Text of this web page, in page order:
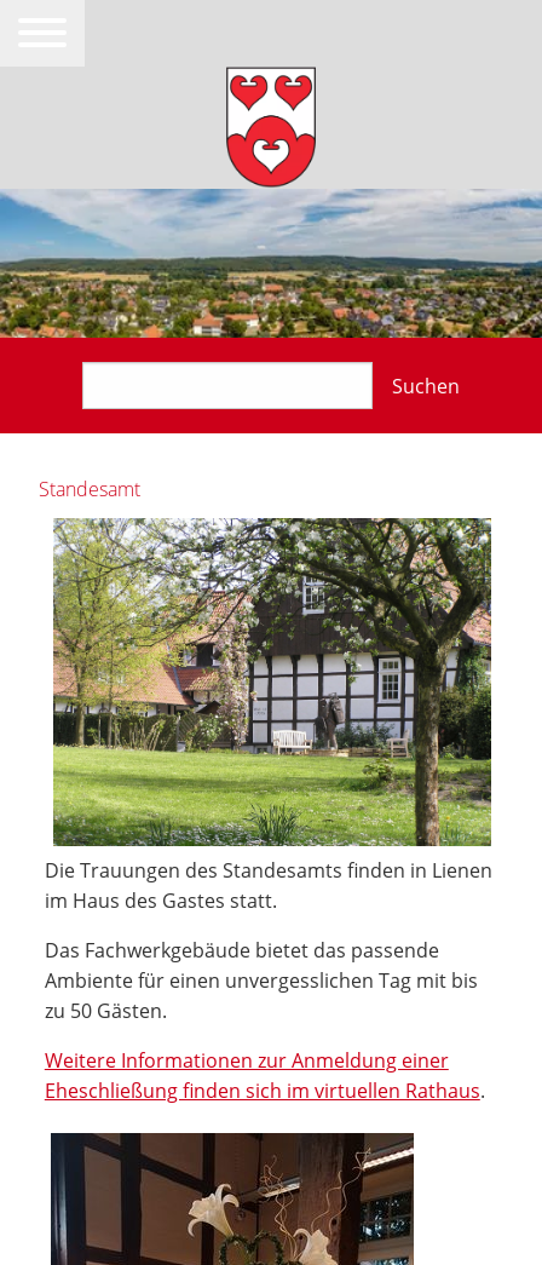
Suchen
Standesamt
Die Trauungen des Standesamts finden in Lienen
im Haus des Gastes statt.
Das Fachwerkgebäude bietet das passende
Ambiente für einen unvergesslichen Tag mit bis
zu 50 Gästen.
Weitere Informationen zur Anmeldung einer
Eheschließung finden sich im virtuellen Rathaus.